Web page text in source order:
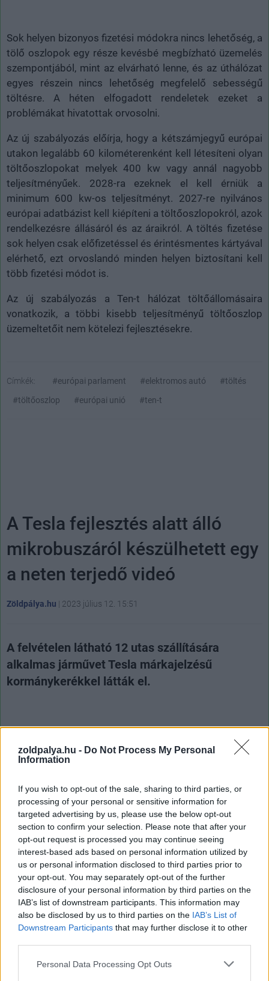
zoldpalya.hu - Do Not Process My Personal
Information
If you wish to opt-out of the sale, sharing to third parties, or
processing of your personal or sensitive information for
targeted advertising by us, please use the below opt-out
section to confirm your selection. Please note that after your
opt-out request is processed you may continue seeing
interest-based ads based on personal information utilized by
us or personal information disclosed to third parties prior to
your opt-out. You may separately opt-out of the further
disclosure of your personal information by third parties on the
IAB’s list of downstream participants. This information may
also be disclosed by us to third parties on the IAB’s List of
Downstream Participants that may further disclose it to other
Please note that this website/app uses one or more Google
Personal Data Processing Opt Outs
Sok helyen bizonyos fizetési módokra nincs lehetőség, a
tölő oszlopok egy része kevésbé megbízható üzemelés
szempontjából, mint az elvárható lenne, és az úthálózat
egyes részein nincs lehetőség megfelelő sebességű
töltésre. A héten elfogadott rendeletek ezeket a
problémákat hivatottak orvosolni.
Az új szabályozás előírja, hogy a kétszámjegyű európai
utakon legalább 60 kilométerenként kell létesíteni olyan
töltőoszlopokat melyek 400 kw vagy annál nagyobb
teljesítményűek. 2028-ra ezeknek el kell érniük a
minimum 600 kw-os teljesítményt. 2027-re nyilvános
európai adatbázist kell kiépíteni a töltőoszlopokról, azok
rendelkezésre állásáról és az áraikról. A töltés fizetése
sok helyen csak előfizetéssel és érintésmentes kártyával
elérhető, ezt orvoslandó minden helyen biztosítani kell
több fizetési módot is.
Az új szabályozás a Ten-t hálózat töltőállomásaira
vonatkozik, a többi kisebb teljesítményű töltőoszlop
üzemeltetőit nem kötelezi fejlesztésekre.
Címkék: #európai parlament #elektromos autó
#töltés
#töltőoszlop
#európai unió #ten-t
A Tesla fejlesztés alatt álló
mikrobuszáról készülhetett egy
a neten terjedő videó
Zöldpálya.hu | 2023 július 12. 15:51
A felvételen látható 12 utas szállítására
alkalmas járművet Tesla márkajelzésű
kormánykerékkel látták el.
Sok vita folyik arról világszerte, hogyan lehetne
hatékonyabbá tenni a közlekedést bolygónkon, abban
tömegközlekedést rendszeresen használók arányának
növelése az egyéni közlekedés kárára már önmagában
egy fenntarthatóbb világot eredményezhetne. Ezen belül
is a piaci igények egyre inkább tolódnak el a nulla
emissziós megoldások irányába
Habár az elektromos üzemű buszok ma már nem
számítanak újdonságnak (azIkarusis gyárt már ilyen
tömegközlekedési eszközöket), arra azonban még
mindenki felkapja a fejét, ha valamilyen újdonsággal jön
ki a technológia zászlóshajójának számító Tesla. Ugyan
a techóriás már 2016-ban nyilvánosságra hozott
tervébenkinyilvánította szándékát, ezirányú